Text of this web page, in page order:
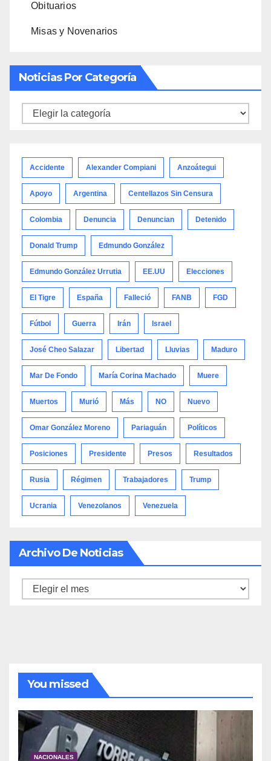
Obituarios
Misas y Novenarios
Noticias Por Categoría
Noticias
Accidente Alexander Compiani Anzoátegui
Apoyo Argentina Centellazos Sin Censura
Colombia Denuncia Denuncian Detenido
Donald Trump Edmundo González
Edmundo González Urrutia EE.UU Elecciones
El Tigre España Falleció FANB FGD
Fútbol Guerra Irán Israel
José Cheo Salazar Libertad Lluvias Maduro
Mar De Fondo María Corina Machado Muere
Muertos Murió Más NO Nuevo
Omar González Moreno Pariaguán Políticos
Posiciones Presidente Presos Resultados
Rusia Régimen Trabajadores Trump
Ucrania Venezolanos Venezuela
Archivo De Noticias
Archivo
You missed
NACIONALES